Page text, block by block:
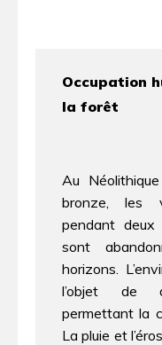
Occupation
la forêt
Au
bronze, les
pendant
sont
horizons.
l’objet de
permettant la
La pluie et